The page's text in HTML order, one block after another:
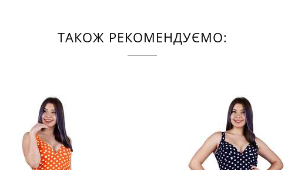
ТАКОЖ РЕКОМЕНДУЄМО: